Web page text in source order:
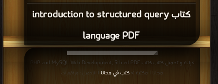
كتاب introduction to structured query
language PDF
قراءة و تحميل كتاب كتاب PHP and MySQL Web Development, 5th ed PDF
مجانا | مكتبة > كتب في مجانا | التحميل : مرة/مرات